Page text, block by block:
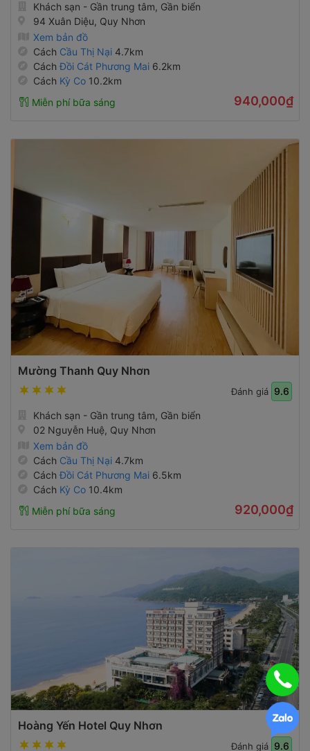
Khách sạn - Gần trung tâm, Gần biển
94 Xuân Diệu, Quy Nhơn
Xem bản đồ
Cách Cầu Thị Nại 4.7km
CáchĐồi Cát Phương Mai 6.2km
Cách Kỳ Co 10.2km
Miễn phí bữa sáng
940,000₫
Mường Thanh Quy Nhơn
Đánh giá 9.6
Khách sạn - Gần trung tâm, Gần biển
02 Nguyễn Huệ, Quy Nhơn
Xem bản đồ
Cách Cầu Thị Nại 4.7km
CáchĐồi Cát Phương Mai 6.5km
Cách Kỳ Co 10.4km
Miễn phí bữa sáng
920,000₫
Hoàng Yến Hotel Quy Nhơn
Đánh giá 9.6